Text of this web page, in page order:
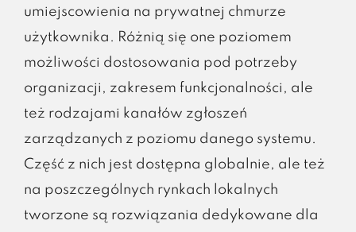
umiejscowienia na prywatnej chmurze
użytkownika. Różnią się one poziomem
możliwości dostosowania pod potrzeby
organizacji, zakresem funkcjonalności, ale
też rodzajami kanałów zgłoszeń
zarządzanych z poziomu danego systemu.
Część z nich jest dostępna globalnie, ale też
na poszczególnych rynkach lokalnych
tworzone są rozwiązania dedykowane dla